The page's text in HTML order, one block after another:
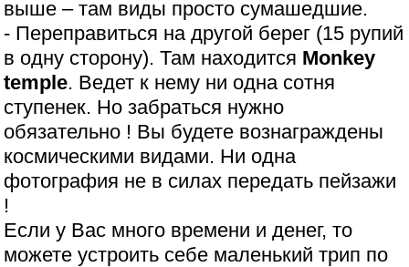
выше – там виды просто сумашедшие.
- Переправиться на другой берег (15 рупий
в одну сторону). Там находится Monkey
temple. Ведет к нему ни одна сотня
ступенек. Но забраться нужно
обязательно ! Вы будете вознаграждены
космическими видами. Ни одна
фотография не в силах передать пейзажи
!
Если у Вас много времени и денег, то
можете устроить себе маленький трип по